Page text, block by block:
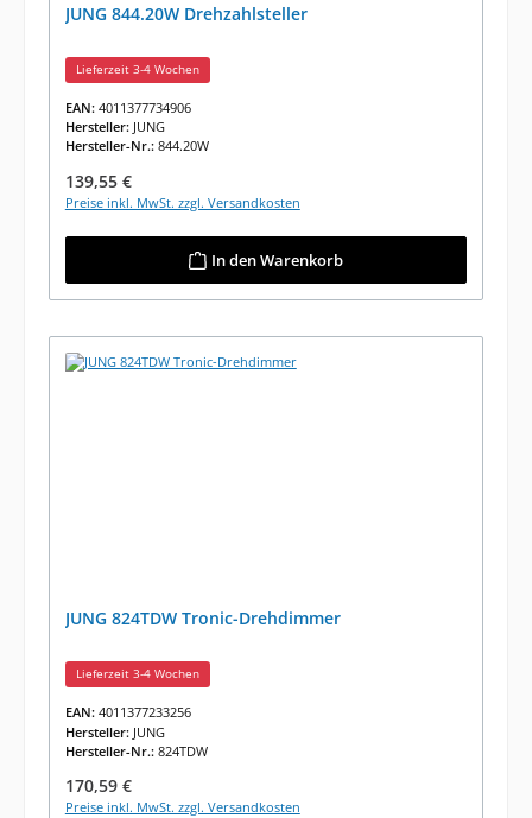
JUNG 844.20W Drehzahlsteller
Lieferzeit 3-4 Wochen
EAN: 4011377734906
Hersteller: JUNG
Hersteller-Nr.: 844.20W
Regulärer Preis:
139,55 €
Preise inkl. MwSt. zzgl. Versandkosten
In den Warenkorb
JUNG 824TDW Tronic-Drehdimmer
Lieferzeit 3-4 Wochen
EAN: 4011377233256
Hersteller: JUNG
Hersteller-Nr.: 824TDW
Regulärer Preis:
170,59 €
Preise inkl. MwSt. zzgl. Versandkosten